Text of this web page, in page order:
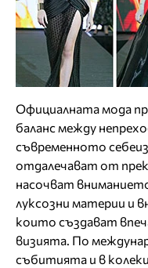
Официалната мода
баланс между
съвременното
отдалечават от
насочват
луксозни материи и
които създават
визията. По
събитията и в